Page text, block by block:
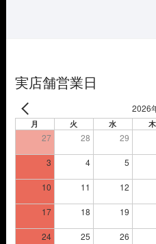
実店舗営業日
2026
月 火 水 木
27 28 29
3 4 5
10 11 12
17 18 19
24 25 26